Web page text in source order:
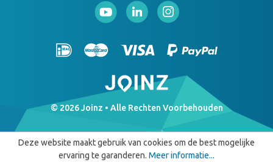
© 2026 Joinz • Alle Rechten Voorbehouden
Deze website maakt gebruik van cookies om de best mogelijke
ervaring te garanderen. Meer informatie...